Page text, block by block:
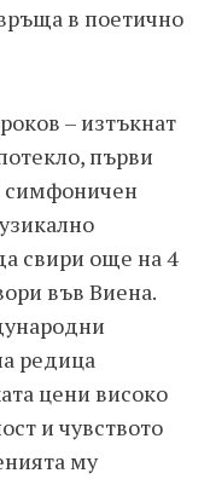
в поетично
– изтъкнат
първи
симфоничен
свири още на 4
във Виена.
редица
цени високо
и чувството
му